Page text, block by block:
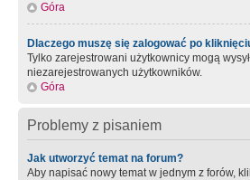
Góra
Dlaczego muszę się zalogować po
Tylko zarejestrowani użytkownicy mogą
niezarejestrowanych użytkowników.
Góra
Problemy z pisaniem
Jak utworzyć temat na forum?
Aby napisać nowy temat w jednym z forów,